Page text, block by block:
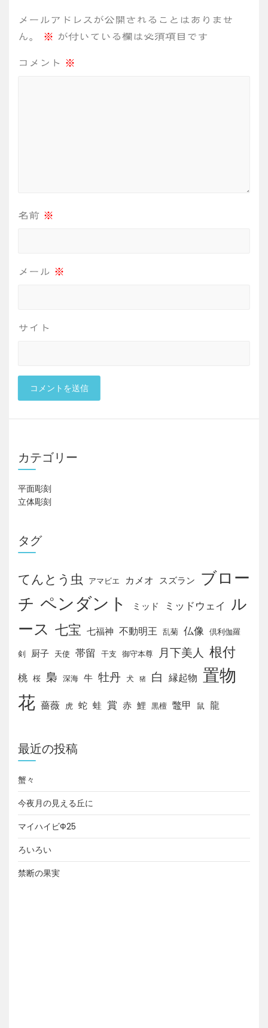
ー
シ
メールアドレスが公開されることはありませ
ん。 ※ が付いている欄は必須項目です
コメント ※
名前 ※
メール ※
サイト
カテゴリー
平面彫刻
立体彫刻
タグ
てんとう虫 アマビエ カメオ スズラン ブロー
チ ペンダント ミッド ミッドウェイ ル
ース 七宝 七福神 不動明王 乱菊 仏像 倶利伽羅
剣 厨子 天使 帯留 干支 御守本尊 月下美人 根付
桃 桜 梟 深海 牛 牡丹 犬 猪 白 縁起物 置物
花 薔薇 虎 蛇 蛙 賞 赤 鯉 黒檀 鼈甲 鼠 龍
最近の投稿
蟹々
今夜月の見える丘に
マイハイビФ25
ろいろい
禁断の果実